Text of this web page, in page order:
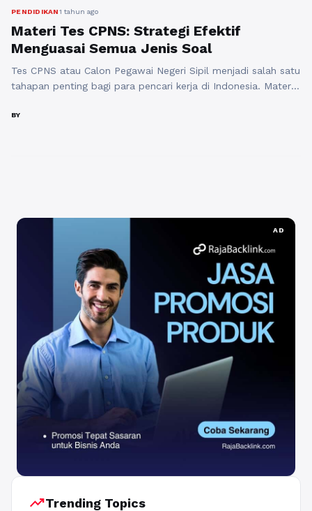
PENDIDIKAN1 tahun ago
Materi Tes CPNS: Strategi Efektif
Menguasai Semua Jenis Soal
Tes CPNS atau Calon Pegawai Negeri Sipil menjadi salah satu
tahapan penting bagi para pencari kerja di Indonesia. Materi
serta pengetahuan calon peserta dalam berbagai aspek.
BY
AD
trending_upTrending Topics